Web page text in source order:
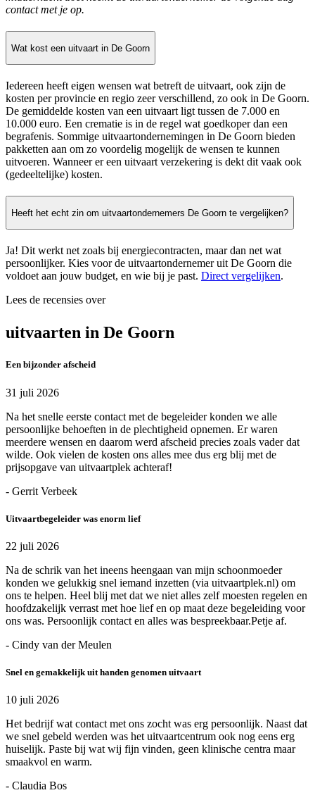
contact met je op.
Wat kost een uitvaart in De Goorn
Iedereen heeft eigen wensen wat betreft de uitvaart, ook zijn de
kosten per provincie en regio zeer verschillend, zo ook in De Goorn.
De gemiddelde kosten van een uitvaart ligt tussen de 7.000 en
10.000 euro. Een crematie is in de regel wat goedkoper dan een
begrafenis. Sommige uitvaartondernemingen in De Goorn bieden
pakketten aan om zo voordelig mogelijk de wensen te kunnen
uitvoeren. Wanneer er een uitvaart verzekering is dekt dit vaak ook
(gedeeltelijke) kosten.
Heeft het echt zin om uitvaartondernemers De Goorn te vergelijken?
Ja! Dit werkt net zoals bij energiecontracten, maar dan net wat
persoonlijker. Kies voor de uitvaartondernemer uit De Goorn die
voldoet aan jouw budget, en wie bij je past. Direct vergelijken.
Lees de recensies over
uitvaarten in De Goorn
Een bijzonder afscheid
31 juli 2026
Na het snelle eerste contact met de begeleider konden we alle
persoonlijke behoeften in de plechtigheid opnemen. Er waren
meerdere wensen en daarom werd afscheid precies zoals vader dat
wilde. Ook vielen de kosten ons alles mee dus erg blij met de
prijsopgave van uitvaartplek achteraf!
- Gerrit Verbeek
Uitvaartbegeleider was enorm lief
22 juli 2026
Na de schrik van het ineens heengaan van mijn schoonmoeder
konden we gelukkig snel iemand inzetten (via uitvaartplek.nl) om
ons te helpen. Heel blij met dat we niet alles zelf moesten regelen en
hoofdzakelijk verrast met hoe lief en op maat deze begeleiding voor
ons was. Persoonlijk contact en alles was bespreekbaar.Petje af.
- Cindy van der Meulen
Snel en gemakkelijk uit handen genomen uitvaart
10 juli 2026
Het bedrijf wat contact met ons zocht was erg persoonlijk. Naast dat
we snel gebeld werden was het uitvaartcentrum ook nog eens erg
huiselijk. Paste bij wat wij fijn vinden, geen klinische centra maar
smaakvol en warm.
- Claudia Bos